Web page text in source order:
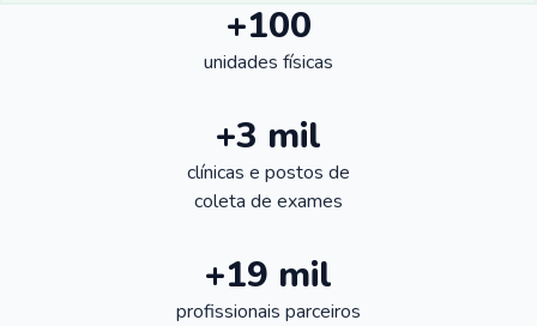
+100
unidades físicas
+3 mil
clínicas e postos de
coleta de exames
+19 mil
profissionais parceiros